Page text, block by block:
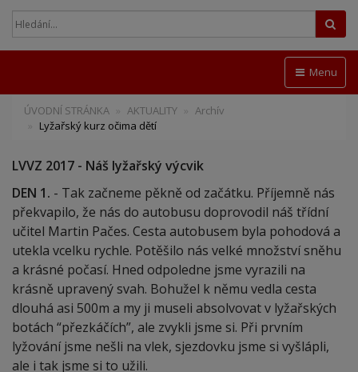
Menu
ÚVODNÍ STRÁNKA AKTUALITY
Archív
Lyžařský kurz očima dětí
LVVZ 2017 - Náš lyžařský výcvik
DEN 1. - Tak začneme pěkně od začátku. Příjemně nás
překvapilo, že nás do autobusu doprovodil náš třídní
učitel Martin Pačes. Cesta autobusem byla pohodová a
utekla vcelku rychle. Potěšilo nás velké množství sněhu
a krásné počasí. Hned odpoledne jsme vyrazili na
krásně upravený svah. Bohužel k němu vedla cesta
dlouhá asi 500m a my ji museli absolvovat v lyžařských
botách “přezkáčích”, ale zvykli jsme si. Při prvním
lyžování jsme nešli na vlek, sjezdovku jsme si vyšlápli,
ale i tak jsme si to užili.